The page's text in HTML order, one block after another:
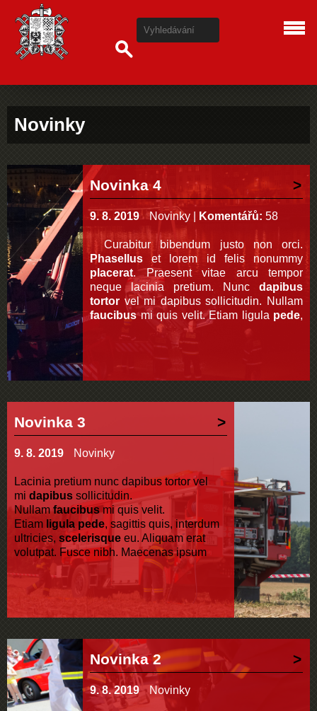
Novinky
Novinka 4
9. 8. 2019 Novinky Komentářů: 58
Curabitur bibendum justo non orci.
Phasellus et lorem id felis nonummy
placerat. Praesent vitae arcu tempor
neque lacinia pretium. Nunc dapibus
tortor vel mi dapibus sollicitudin. Nullam
faucibusmi quis velit. Etiam ligula pede,
sagittis quis,interdum
scelerisque eu. Aliquam erat volutpat.
Novinka 3
9. 8. 2019 Novinky
Lacinia pretium nunc dapibus tortor vel
mi dapibus sollicitudin.
Nullamfaucibus mi quis velit.
Etiam ligula pede, sagittis quis, interdum
ultricies, scelerisque eu. Aliquam erat
volutpat. Fusce nibh. Maecenas ipsum
velit, consectetuer eu lobortis ut, dictum at
dui. In rutrum. Cum sociis natoque
penatibus et magnis
montes, nascetur ridiculus
Novinka 2
9. 8. 2019 Novinky